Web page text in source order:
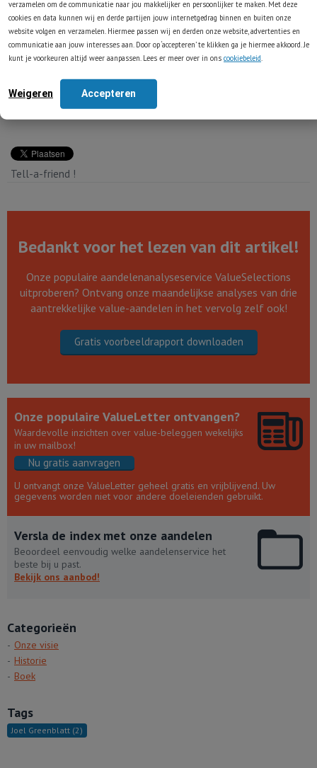
verzamelen om de communicatie naar jou makkelijker en persoonlijker te maken. Met deze
cookies en data kunnen wij en derde partijen jouw internetgedrag binnen en buiten onze
website volgen en verzamelen. Hiermee passen wij en derden onze website, advertenties en
communicatie aan jouw interesses aan. Door op ‘accepteren’ te klikken ga je hiermee akkoord. Je
kunt je voorkeuren altijd weer aanpassen. Lees er meer over in ons cookiebeleid
Weigeren Accepteren
passen. Dus minder tijd spenderen aan de waardering van de
aandelenmarkt in totaliteit en meer tijd aan het bestuderen (en
waarderen) van individuele bedrijven...
* De ontwikkeling van de Buffett-indicator sinds begin jaren '50 is
Tell-a-friend !
Bedankt voor het lezen van dit artikel!
Onze populaire aandelenanalyseservice ValueSelections
uitproberen? Ontvang onze maandelijkse analyses van drie
aantrekkelijke value-aandelen in het vervolg zelf ook!
Gratis voorbeeldrapport downloaden
Onze populaire ValueLetter ontvangen?
Waardevolle inzichten over value-beleggen wekelijks
in uw mailbox!
Nu gratis aanvragen
U ontvangt onze ValueLetter geheel gratis en vrijblijvend. Uw
gegevens worden niet voor andere doeleienden gebruikt.
Versla de index met onze aandelen
Beoordeel eenvoudig welke aandelenservice het
beste bij u past.
Bekijk ons aanbod!
Categorieën
Onze visie
Historie
Boek
Tags
Joel Greenblatt (2)